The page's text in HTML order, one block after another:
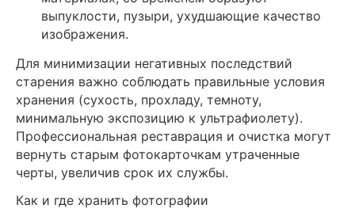
выпуклости, пузыри, ухудшающие качество
изображения.
Для минимизации негативных последствий
старения важно соблюдать правильные условия
хранения (сухость, прохладу, темноту,
минимальную экспозицию к ультрафиолету).
Профессиональная реставрация и очистка могут
вернуть старым фотокарточкам утраченные
черты, увеличив срок их службы.
Как и где хранить фотографии